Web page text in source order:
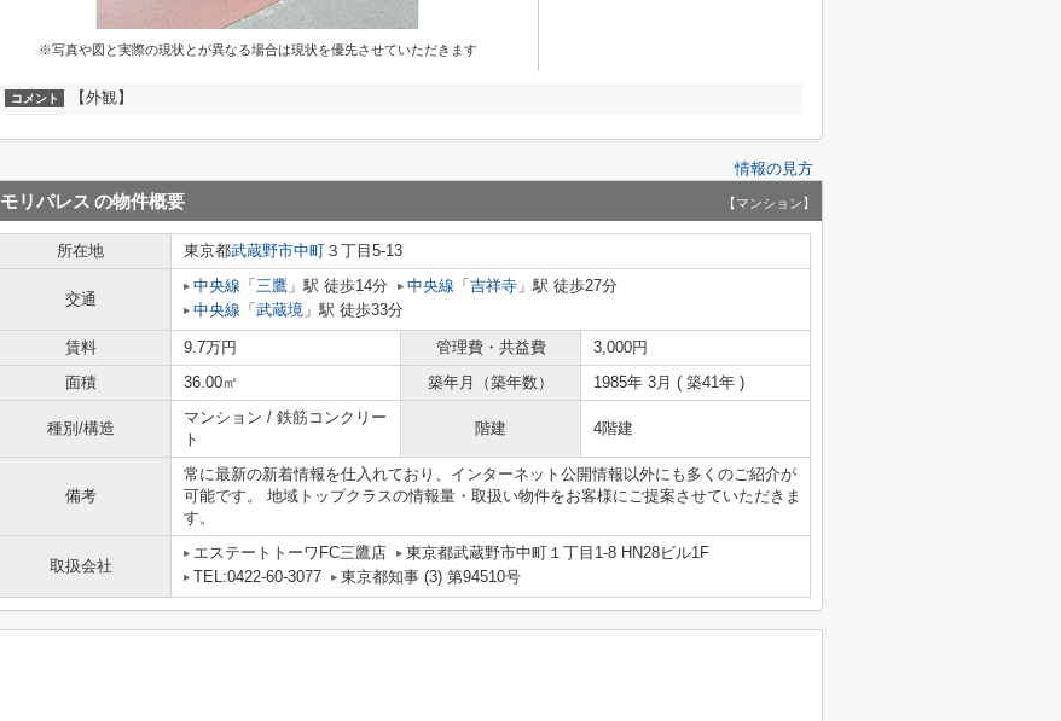
※写真や図と実際の現状とが異なる場合は現状を優先させていただきます
コメント 【外観】
情報の見方
モリパレス の物件概要 【マンション】
所在地 東京都武蔵野市中町 ３丁目5-13
交通
中央線 「 三鷹 」駅 徒歩14分 中央線 「 吉祥寺 」駅 徒歩27分
中央線 「 武蔵境 」駅 徒歩33分
賃料 9.7万円 管理費・共益費
3,000円
面積
36.00㎡ 築年月（築年数） 1985年 3月 ( 築41年 )
種別/構造
マンション / 鉄筋コンクリー
ト
階建 4階建
備考
常に最新の新着情報を仕入れており、インターネット公開情報以外にも多くのご紹介が
可能です。 地域トップクラスの情報量・取扱い物件をお客様にご提案させていただきま
す。
取扱会社
エステートトーワFC三鷹店
東京都武蔵野市中町１丁目1-8 HN28ビル1F
TEL:0422-60-3077
東京都知事 (3) 第94510号